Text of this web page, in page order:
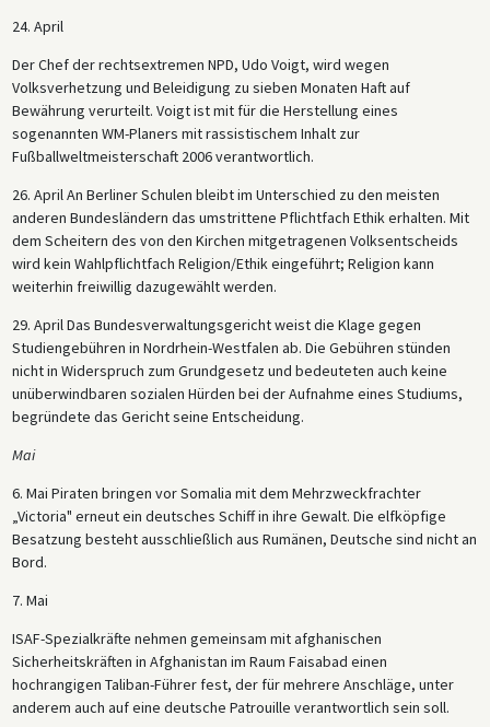
24. April
Der Chef der rechtsextremen NPD, Udo Voigt, wird wegen
Volksverhetzung und Beleidigung zu sieben Monaten Haft auf
Bewährung verurteilt. Voigt ist mit für die Herstellung eines
sogenannten WM-Planers mit rassistischem Inhalt zur
Fußballweltmeisterschaft 2006 verantwortlich.
26. April An Berliner Schulen bleibt im Unterschied zu den meisten
anderen Bundesländern das umstrittene Pflichtfach Ethik erhalten. Mit
dem Scheitern des von den Kirchen mitgetragenen Volksentscheids
wird kein Wahlpflichtfach Religion/Ethik eingeführt; Religion kann
weiterhin freiwillig dazugewählt werden.
29. April Das Bundesverwaltungsgericht weist die Klage gegen
Studiengebühren in Nordrhein-Westfalen ab. Die Gebühren stünden
nicht in Widerspruch zum Grundgesetz und bedeuteten auch keine
unüberwindbaren sozialen Hürden bei der Aufnahme eines Studiums,
begründete das Gericht seine Entscheidung.
Mai
6. Mai Piraten bringen vor Somalia mit dem Mehrzweckfrachter
„Victoria" erneut ein deutsches Schiff in ihre Gewalt. Die elfköpfige
Besatzung besteht ausschließlich aus Rumänen, Deutsche sind nicht an
Bord.
7. Mai
ISAF-Spezialkräfte nehmen gemeinsam mit afghanischen
Sicherheitskräften in Afghanistan im Raum Faisabad einen
hochrangigen Taliban-Führer fest, der für mehrere Anschläge, unter
anderem auch auf eine deutsche Patrouille verantwortlich sein soll.